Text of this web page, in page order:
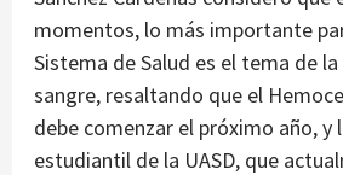
momentos, lo más importante
Sistema de Salud es el tema de
sangre, resaltando que el
debe comenzar el próximo año, y
estudiantil de la UASD, que